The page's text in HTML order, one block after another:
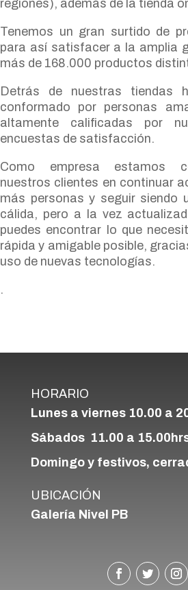
regiones), además de la tienda
Tenemos un gran surtido de
para así satisfacer a la amplia
más de 168.000 productos
Detrás de nuestras tiendas
conformado por personas
altamente calificadas por
encuestas de satisfacción.
Como empresa estamos
nuestros clientes en continuar
más personas y seguir siendo
cálida, pero a la vez
puedes encontrar lo que
rápida y amigable posible,
uso de nuevas tecnologías.
.
HORARIO
Lunes a viernes 10.00 a
Sábados 11.00 a
Domingo y festivos,
UBICACIÓN
Galería Nivel PB